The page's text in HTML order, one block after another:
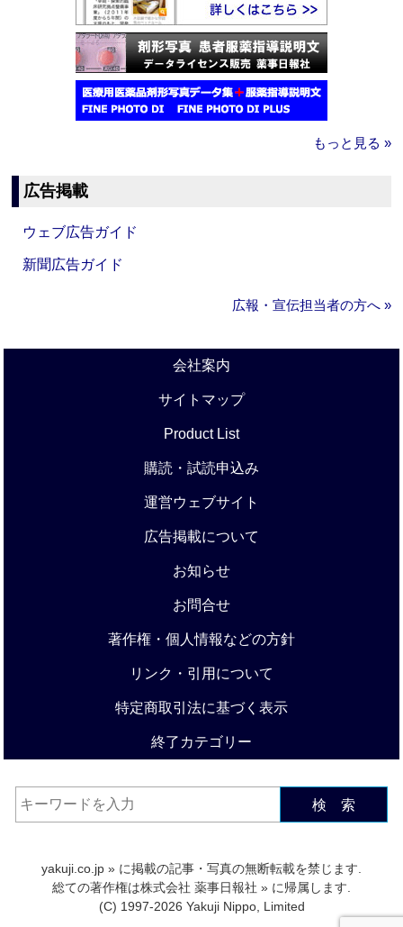
もっと見る »
広告掲載
ウェブ広告ガイド
新聞広告ガイド
広報・宣伝担当者の方へ »
会社案内
サイトマップ
Product List
購読・試読申込み
運営ウェブサイト
広告掲載について
お知らせ
お問合せ
著作権・個人情報などの方針
リンク・引用について
特定商取引法に基づく表示
終了カテゴリー
検 索
yakuji.co.jp » に掲載の記事・写真の無断転載を禁じます.
総ての著作権は株式会社 薬事日報社 » に帰属します.
(C) 1997-2026 Yakuji Nippo, Limited